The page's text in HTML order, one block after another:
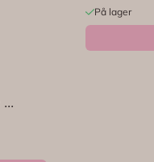
På lager